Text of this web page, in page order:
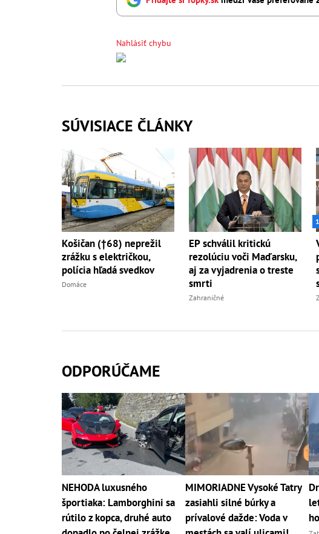
Nahlásiť chybu
SÚVISIACE ČLÁNKY
Košičan (†68) neprežil
zrážku s električkou,
polícia hľadá svedkov
Domáce
EP schválil kritickú
rezolúciu voči Maďarsku,
aj za vyjadrenia o treste
smrti
Zahraničné
ODPORÚČAME
NEHODA luxusného
športiaka: Lamborghini sa
rútilo z kopca, druhé auto
MIMORIADNE Vysoké Tatry
zasiahli silné búrky a
prívalové dažde: Voda v